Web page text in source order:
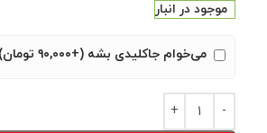
موجود در انبار
می‌خوام جاکلیدی بشه (+۹۰,۰۰۰ تومان)